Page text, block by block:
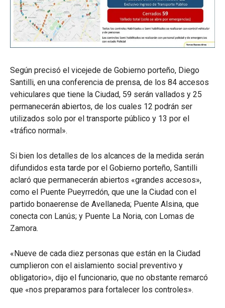
Según precisó el vicejede de Gobierno porteño, Diego
Santilli, en una conferencia de prensa, de los 84 accesos
vehiculares que tiene la Ciudad, 59 serán vallados y 25
permanecerán abiertos, de los cuales 12 podrán ser
utilizados solo por el transporte público y 13 por el
«tráfico normal».
Si bien los detalles de los alcances de la medida serán
difundidos esta tarde por el Gobierno porteño, Santilli
aclaró que permanecerán abiertos «grandes accesos»,
como el Puente Pueyrredón, que une la Ciudad con el
partido bonaerense de Avellaneda; Puente Alsina, que
conecta con Lanús; y Puente La Noria, con Lomas de
Zamora.
«Nueve de cada diez personas que están en la Ciudad
cumplieron con el aislamiento social preventivo y
obligatorio», dijo el funcionario, que no obstante remarcó
que «nos preparamos para fortalecer los controles».